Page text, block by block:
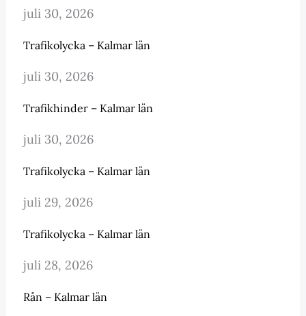
juli 30, 2026
Trafikolycka – Kalmar län
juli 30, 2026
Trafikhinder – Kalmar län
juli 30, 2026
Trafikolycka – Kalmar län
juli 29, 2026
Trafikolycka – Kalmar län
juli 28, 2026
Rån – Kalmar län